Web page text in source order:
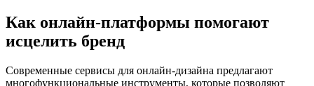
Как онлайн-платформы помогают
исцелить бренд
Современные сервисы для онлайн-дизайна предлагают
многофункциональные инструменты, которые позволяют